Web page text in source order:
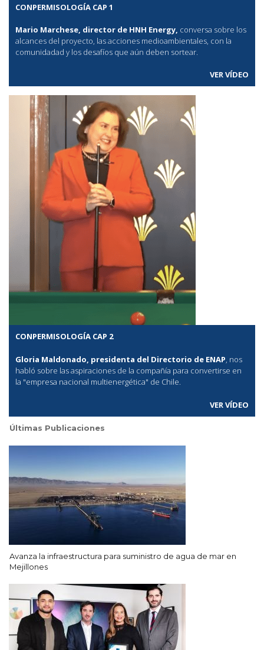
CONPERMISOLOGÍA CAP 1
Mario Marchese, director de HNH Energy, conversa sobre los
alcances del proyecto, las acciones medioambientales, con la
comunidadad y los desafíos que aún deben sortear.
VER VÍDEO
CONPERMISOLOGÍA CAP 2
Gloria Maldonado, presidenta del Directorio de ENAP , nos
habló sobre las aspiraciones de la compañía para convertirse en
la "empresa nacional multienergética" de Chile.
VER VÍDEO
Últimas Publicaciones
Avanza la infraestructura para suministro de agua de mar en
Mejillones